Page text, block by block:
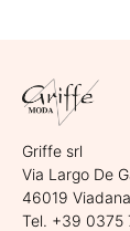
Griffe srl
Via Largo De
46019
Tel. +39 0375